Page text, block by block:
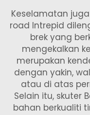
Keselamatan
road Intrepid
brek yang
mengekalkan
merupakan
dengan yakin,
atau di atas
Selain itu, skuter
bahan berkualiti